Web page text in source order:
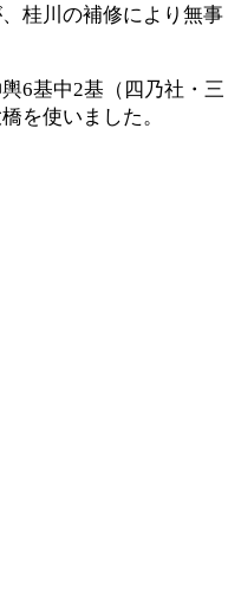
桂川の補修により無事
6基中2基（四乃社・三
を使いました。